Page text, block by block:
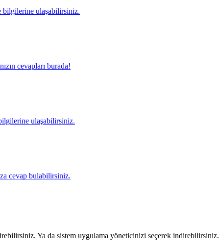
bilgilerine ulaşabilirsiniz.
cevapları burada!
ulaşabilirsiniz.
cevap bulabilirsiniz.
Ya da sistem uygulama yöneticinizi seçerek indirebilirsiniz.